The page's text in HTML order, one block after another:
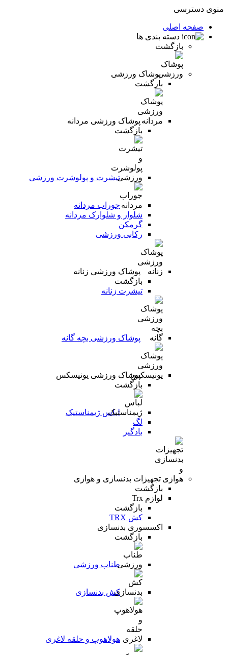
منوی دسترسی
صفحه اصلی
دسته بندی ها
بازگشت
پوشاک ورزشی
بازگشت
پوشاک ورزشی مردانه
بازگشت
تیشرت و پولوشرت ورزشی
جوراب مردانه
شلوار و شلوارک مردانه
گرمکن
رکابی ورزشی
پوشاک ورزشی زنانه
بازگشت
تیشرت زنانه
پوشاک ورزشی بچه گانه
پوشاک ورزشی یونیسکس
بازگشت
لباس ژیمناستیک
لگ
بادگیر
تجهیزات بدنسازی و هوازی
بازگشت
لوازم Trx
بازگشت
کش TRX
اکسسوری بدنسازی
بازگشت
طناب ورزشی
کش بدنسازی
هولاهوپ و حلقه لاغری